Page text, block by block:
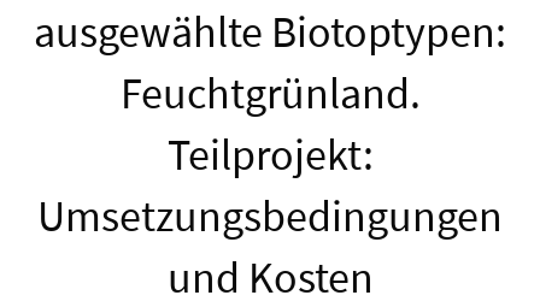
ausgewählte Biotoptypen:
Feuchtgrünland.
Teilprojekt:
Umsetzungsbedingungen
und Kosten